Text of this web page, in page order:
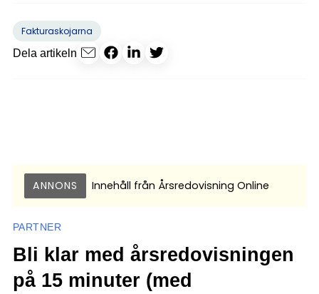
Fakturaskojarna
Dela artikeln
ANNONS Innehåll från Årsredovisning Online
PARTNER
Bli klar med årsredovisningen
på 15 minuter (med